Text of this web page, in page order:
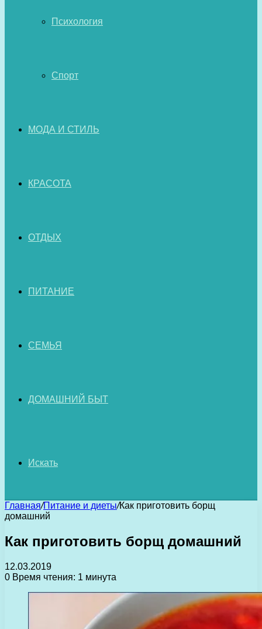
Психология
Спорт
МОДА И СТИЛЬ
КРАСОТА
ОТДЫХ
ПИТАНИЕ
СЕМЬЯ
ДОМАШНИЙ БЫТ
Искать
Главная/Питание и диеты/Как приготовить борщ
домашний
Как приготовить борщ домашний
12.03.2019
0 Время чтения: 1 минута